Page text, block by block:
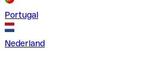
Portugal
Nederland